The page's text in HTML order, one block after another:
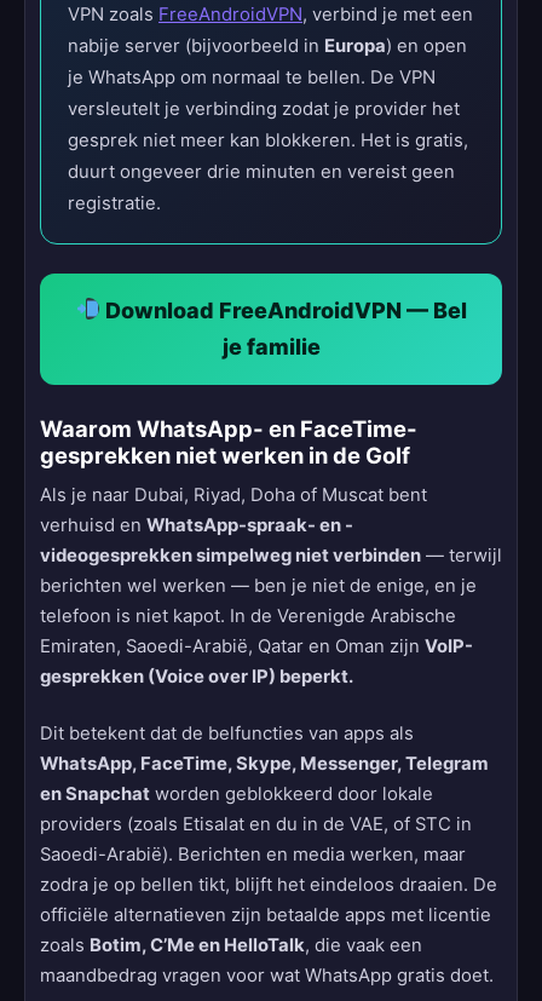
VPN zoals FreeAndroidVPN, verbind je met een
nabije server (bijvoorbeeld in Europa) en open
je WhatsApp om normaal te bellen. De VPN
versleutelt je verbinding zodat je provider het
gesprek niet meer kan blokkeren. Het is gratis,
duurt ongeveer drie minuten en vereist geen
registratie.
Download FreeAndroidVPN — Bel
je familie
Waarom WhatsApp- en FaceTime-
gesprekken niet werken in de Golf
Als je naar Dubai, Riyad, Doha of Muscat bent
verhuisd en WhatsApp-spraak- en -
videogesprekken simpelweg niet verbinden — terwijl
berichten wel werken — ben je niet de enige, en je
telefoon is niet kapot. In de Verenigde Arabische
Emiraten, Saoedi-Arabië, Qatar en Oman zijn VoIP-
gesprekken (Voice over IP) beperkt.
Dit betekent dat de belfuncties van apps als
WhatsApp, FaceTime, Skype, Messenger, Telegram
en Snapchat worden geblokkeerd door lokale
providers (zoals Etisalat en du in de VAE, of STC in
Saoedi-Arabië). Berichten en media werken, maar
zodra je op bellen tikt, blijft het eindeloos draaien. De
officiële alternatieven zijn betaalde apps met licentie
zoals Botim, C’Me en HelloTalk, die vaak een
maandbedrag vragen voor wat WhatsApp gratis doet.